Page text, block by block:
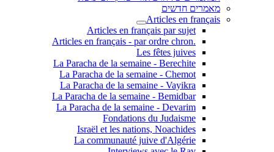
מאמרים חדשים
Articles en français
Articles en français par sujet
.Articles en français - par ordre chron
Les fêtes juives
La Paracha de la semaine - Berechite
La Paracha de la semaine - Chemot
La Paracha de la semaine - Vayikra
La Paracha de la semaine - Bemidbar
La Paracha de la semaine - Devarim
Fondations du Judaisme
Israël et les nations, Noachides
La communauté juive d'Algérie